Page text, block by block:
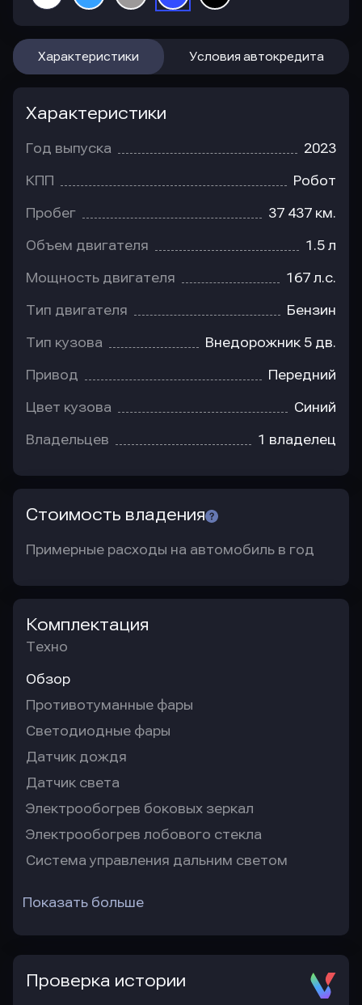
Характеристики Условия автокредита
Характеристики
Год выпуска 2023
КПП Робот
Пробег 37 437 км.
Объем двигателя 1.5 л
Мощность двигателя 167 л.с.
Тип двигателя Бензин
Тип кузова Внедорожник 5 дв.
Привод Передний
Цвет кузова Синий
Владельцев 1 владелец
Стоимость владения
Примерные расходы на автомобиль в год
Комплектация
Техно
Обзор
Противотуманные фары
Светодиодные фары
Датчик дождя
Датчик света
Электрообогрев боковых зеркал
Электрообогрев лобового стекла
Система управления дальним светом
Показать больше
Проверка истории